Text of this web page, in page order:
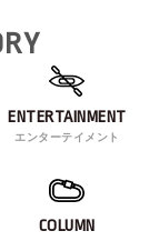
ENTERTAINMENT
エンターテイメント
COLUMN